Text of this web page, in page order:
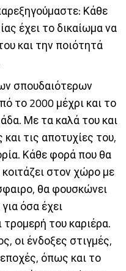
Κάθε
έχει το δικαίωμα να
και την ποιότητά
σπουδαιότερων
το 2000 μέχρι και το
Με τα καλά του και
τις αποτυχίες του,
Κάθε φορά που θα
στον χώρο με
θα φουσκώνει
όσα έχει
του καριέρα.
οι ένδοξες στιγμές,
όπως και το